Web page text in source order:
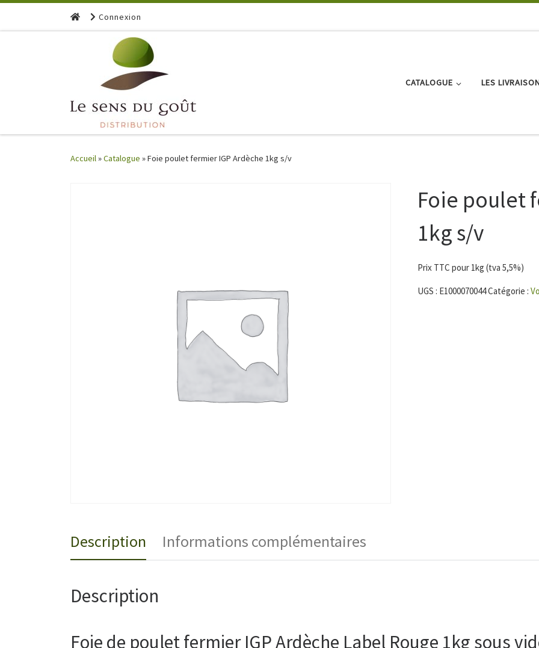
Skip to content Connexion
CATALOGUE LES
Accueil»Catalogue »Foie poulet fermier IGP Ardèche 1kg s/v
Foie poulet
1kg s/v
Prix TTC pour 1kg (tva 5,5%)
UGS : E1000070044Catégorie :
Description Informations complémentaires
Description
Foie de poulet fermier IGP Ardèche Label Rouge 1kg sous